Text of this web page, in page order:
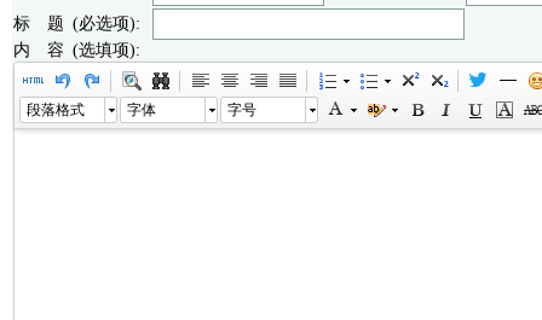
标 题 (必选项):
内 容 (选填项):
段落格式 字体 字号